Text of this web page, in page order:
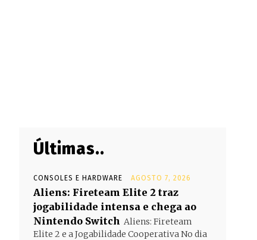
Últimas..
CONSOLES E HARDWARE AGOSTO 7, 2026
Aliens: Fireteam Elite 2 traz
jogabilidade intensa e chega ao
Nintendo Switch Aliens: Fireteam
Elite 2 e a Jogabilidade Cooperativa No dia